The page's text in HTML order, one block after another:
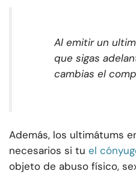
Al emitir un
que sigas
cambias el
Además, los ultimátums
necesarios si tu el
objeto de abuso físico,